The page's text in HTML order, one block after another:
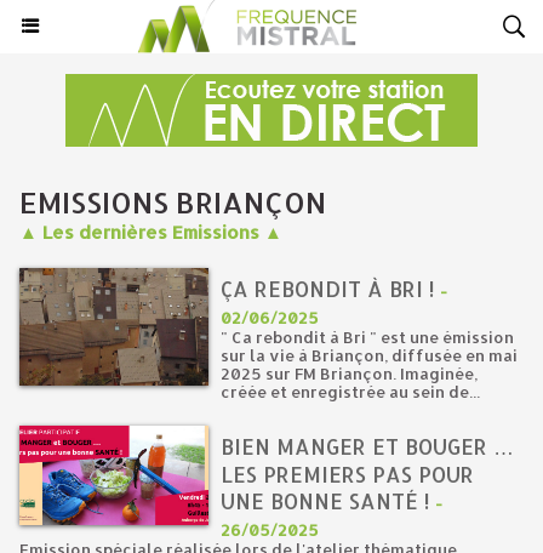
EMISSIONS BRIANÇON
▲ Les dernières Emissions ▲
ÇA REBONDIT À BRI ! -
02/06/2025
" Ca rebondit à Bri " est une émission
sur la vie à Briançon, diffusée en mai
2025 sur FM Briançon. Imaginée,
créée et enregistrée au sein de...
BIEN MANGER ET BOUGER …
LES PREMIERS PAS POUR
UNE BONNE SANTÉ ! -
26/05/2025